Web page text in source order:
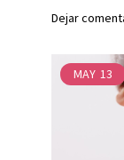
Dejar
MAY 13